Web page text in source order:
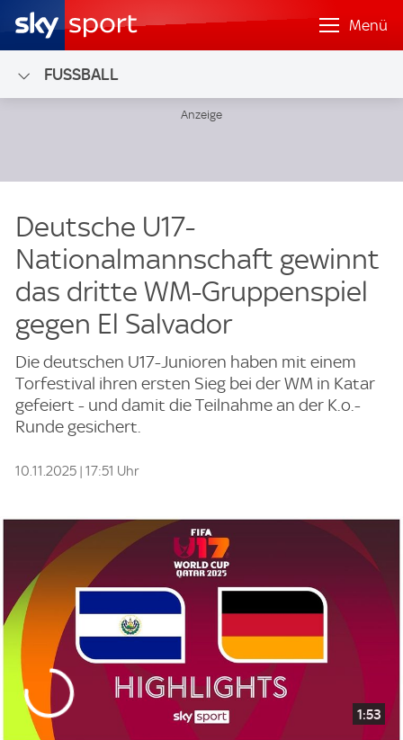
Menü
FUSSBALL
Deutsche U17-
Nationalmannschaft gewinnt
das dritte WM-Gruppenspiel
gegen El Salvador
Die deutschen U17-Junioren haben mit einem
Torfestival ihren ersten Sieg bei der WM in Katar
gefeiert - und damit die Teilnahme an der K.o.-
Runde gesichert.
10.11.2025 | 17:51 Uhr
1:53